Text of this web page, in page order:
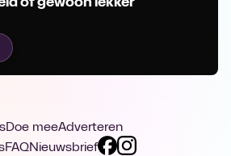
Doe meeAdverteren
FAQNieuwsbrief